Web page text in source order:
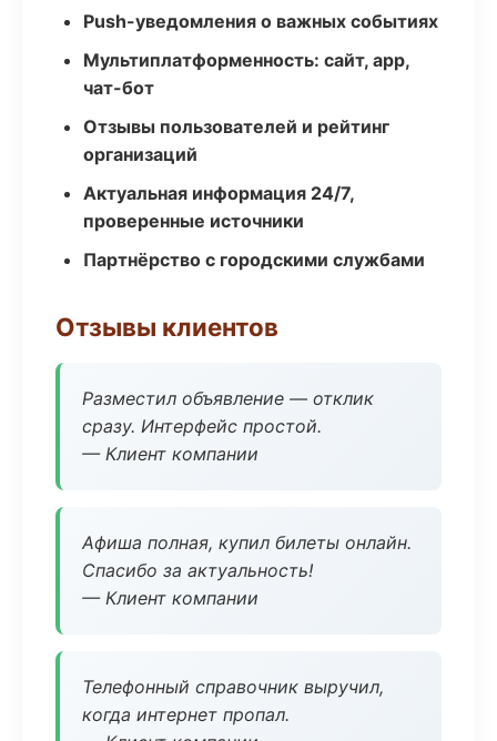
Push-уведомления о важных событиях
Мультиплатформенность: сайт, app,
чат-бот
Отзывы пользователей и рейтинг
организаций
Актуальная информация 24/7,
проверенные источники
Партнёрство с городскими службами
Отзывы клиентов
Разместил объявление — отклик
сразу. Интерфейс простой.
— Клиент компании
Афиша полная, купил билеты онлайн.
Спасибо за актуальность!
— Клиент компании
Телефонный справочник выручил,
когда интернет пропал.